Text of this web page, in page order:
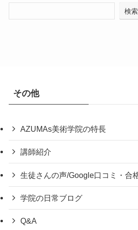
検索
その他
AZUMAs美術学院の特長
講師紹介
生徒さんの声/Google口コミ・合
学院の日常ブログ
Q&A